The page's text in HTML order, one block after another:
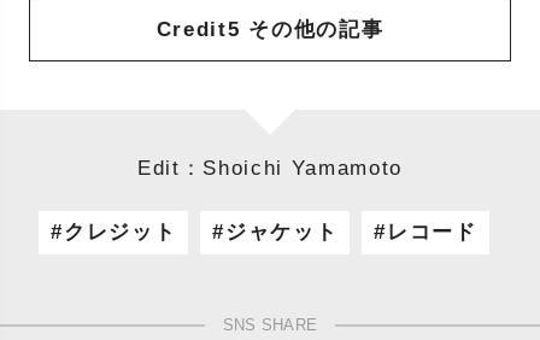
Credit5 その他の記事
Edit：Shoichi Yamamoto
クレジット ジャケット レコード
SNS SHARE